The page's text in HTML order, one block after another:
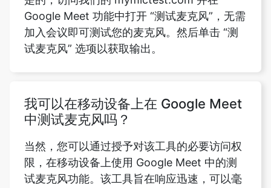
Google Meet 功能中打开 “测试麦克风”，无需
加入会议即可测试您的麦克风。然后单击 “测
试麦克风” 选项以获取输出。
我可以在移动设备上在 Google Meet
中测试麦克风吗？
当然，您可以通过授予对该工具的必要访问权
限，在移动设备上使用 Google Meet 中的测
试麦克风功能。该工具旨在响应迅速，可以毫